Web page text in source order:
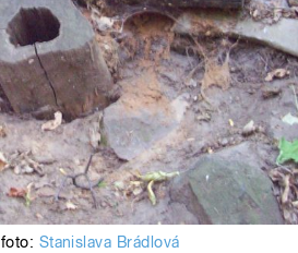
foto: Stanislava Brádlová